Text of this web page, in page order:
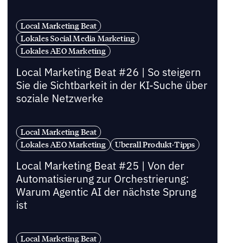
Local Marketing Beat
Lokales Social Media Marketing
Lokales AEO Marketing
Local Marketing Beat #26 | So steigern
Sie die Sichtbarkeit in der KI-Suche über
soziale Netzwerke
Local Marketing Beat
Lokales AEO Marketing
Uberall Produkt-Tipps
Local Marketing Beat #25 | Von der
Automatisierung zur Orchestrierung:
Warum Agentic AI der nächste Sprung
ist
Local Marketing Beat